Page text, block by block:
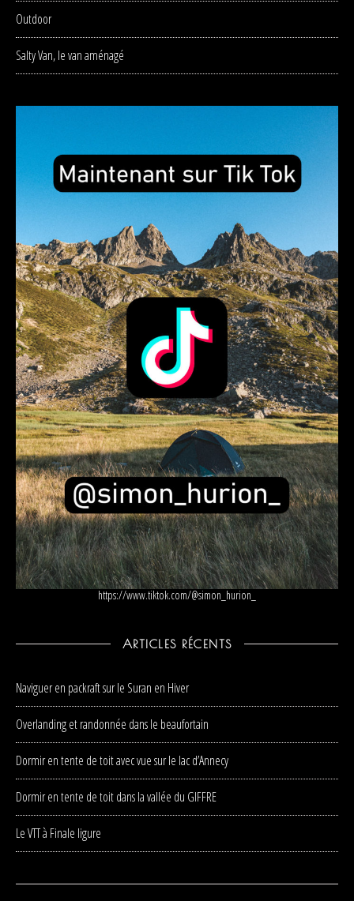
Outdoor
Salty Van, le van aménagé
https://www.tiktok.com/@simon_hurion_
ARTICLES RÉCENTS
Naviguer en packraft sur le Suran en Hiver
Overlanding et randonnée dans le beaufortain
Dormir en tente de toit avec vue sur le lac d’Annecy
Dormir en tente de toit dans la vallée du GIFFRE
Le VTT à Finale ligure